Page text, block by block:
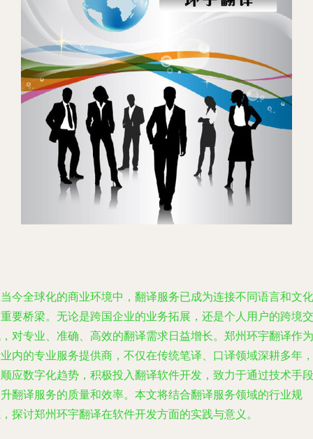
今全球化的商业环境中，翻译服务已成为连接不同语言和文化
要桥梁。无论是跨国企业的业务拓展，还是个人用户的跨境交
对专业、准确、高效的翻译需求日益增长。郑州环宇翻译作为
内的专业服务提供商，不仅在传统笔译、口译领域深耕多年，
应数字化趋势，积极投入翻译软件开发，致力于通过技术手段
翻译服务的质量和效率。本文将结合翻译服务领域的行业规
探讨郑州环宇翻译在软件开发方面的实践与意义。